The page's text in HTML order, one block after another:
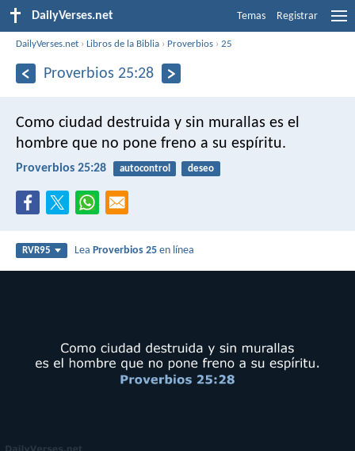
DailyVerses.net Temas Registrar
DailyVerses.net ›Libros de la Biblia › Proverbios ›25
Proverbios 25:28
Como ciudad destruida y sin murallas es el
hombre que no pone freno a su espíritu.
Proverbios 25:28 autocontrol deseo
RVR95 LeaProverbios 25 en línea